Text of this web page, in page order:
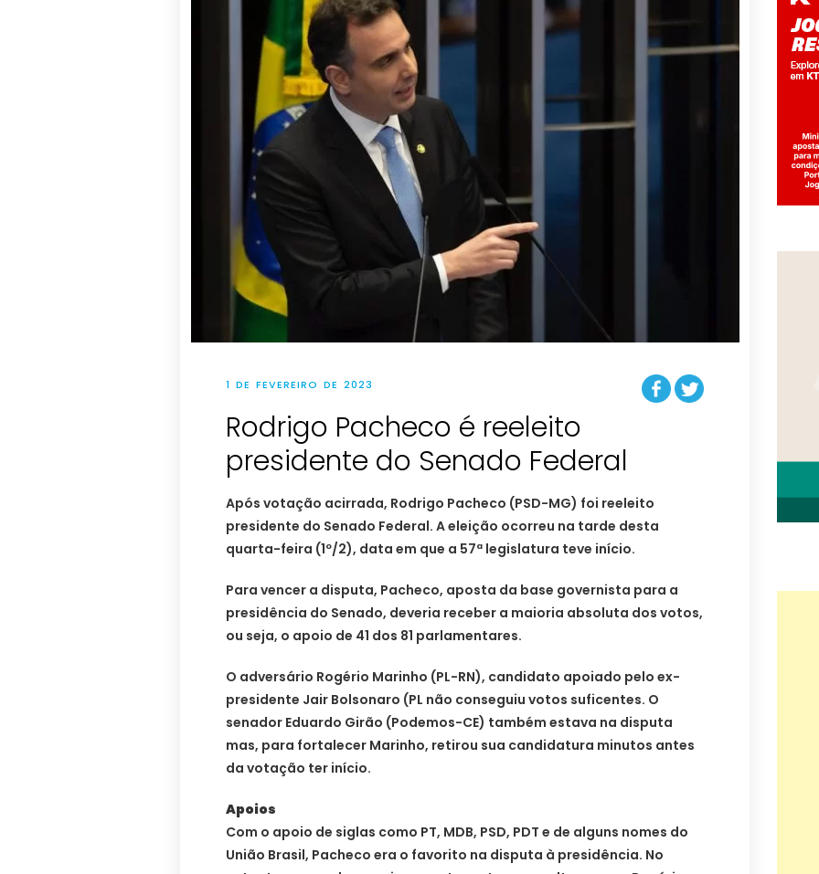
1 DE FEVEREIRO DE 2023
Rodrigo Pacheco é reeleito
presidente do Senado Federal
Após votação acirrada, Rodrigo Pacheco (PSD-MG) foi reeleito
presidente do Senado Federal. A eleição ocorreu na tarde desta
quarta-feira (1º/2), data em que a 57ª legislatura teve início.
Para vencer a disputa, Pacheco, aposta da base governista para a
presidência do Senado, deveria receber a maioria absoluta dos votos,
ou seja, o apoio de 41 dos 81 parlamentares.
O adversário Rogério Marinho (PL-RN), candidato apoiado pelo ex-
presidente Jair Bolsonaro (PL não conseguiu votos suficentes. O
senador Eduardo Girão (Podemos-CE) também estava na disputa
mas, para fortalecer Marinho, retirou sua candidatura minutos antes
da votação ter início.
Apoios
Com o apoio de siglas como PT, MDB, PSD, PDT e de alguns nomes do
União Brasil, Pacheco era o favorito na disputa à presidência. No